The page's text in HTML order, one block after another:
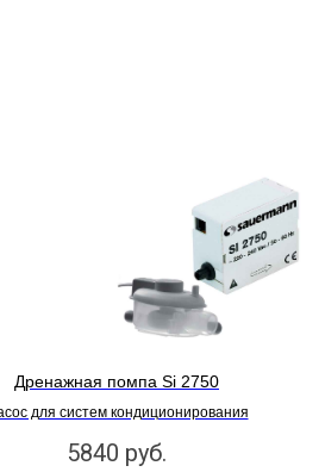
Дренажная помпа Si 2750
для систем кондиционирования
5840 руб.